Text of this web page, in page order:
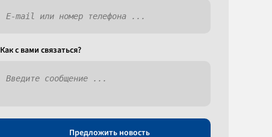
Как c вами связаться?
Предложить новость